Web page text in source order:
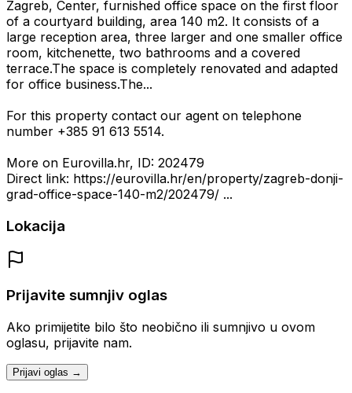
Zagreb, Center, furnished office space on the first floor
of a courtyard building, area 140 m2. It consists of a
large reception area, three larger and one smaller office
room, kitchenette, two bathrooms and a covered
terrace.The space is completely renovated and adapted
for office business.The...
For this property contact our agent on telephone
number +385 91 613 5514.
More on Eurovilla.hr, ID: 202479
Direct link: https://eurovilla.hr/en/property/zagreb-donji-
grad-office-space-140-m2/202479/ ...
Lokacija
Prijavite sumnjiv oglas
Ako primijetite bilo što neobično ili sumnjivo u ovom
oglasu, prijavite nam.
Prijavi oglas →